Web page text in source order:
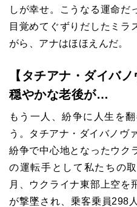
しが幸せ。こうなる運命だ
目覚めてぐずりだしたミラ
がら、アナはほほえんだ。
【タチアナ・ダイバ
穏やかな老後が…
もう一人、紛争に人生を
う。タチアナ・ダイバノヴ
紛争で中心地となったウク
の運転手として私たちの
月、ウクライナ東部上空を
が撃墜され、乗客乗員298